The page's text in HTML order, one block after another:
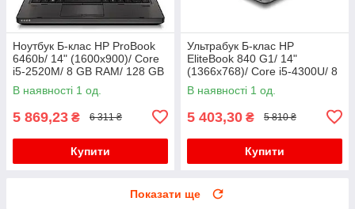
Ноутбук Б-клас HP ProBook
6460b/ 14" (1600x900)/ Core
i5-2520M/ 8 GB RAM/ 128 GB
SSD/ HD Graphic 3000
В наявності 1 од.
5 869,23 ₴ 6 311 ₴
Купити
Ультрабук Б-клас HP
EliteBook 840 G1/ 14"
(1366x768)/ Core i5-4300U/ 8
GB RAM/ 500 GB SSD/ HD
4400/ АКБ 0%
В наявності 1 од.
5 403,30 ₴ 5 810 ₴
Купити
Показати ще